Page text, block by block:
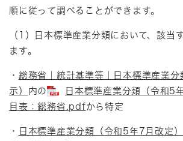
順に従って調べることができます。
（1）日本標準産業分類において、該当
ます。
・ 総務省｜統計基準等｜日本標準産業
示） 内の
日本標準産業分類（令和5
目表：総務省.pdfから特定
・
日本標準産業分類（令和5年7月改定